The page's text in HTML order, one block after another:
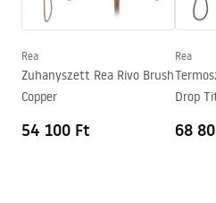
Összeszerelés
Magasság
A kabin iránya
Garancia
Rea
Zuhanyszett Rea Rivo Brush
Copper
54 100 Ft
Rea
Drop
68